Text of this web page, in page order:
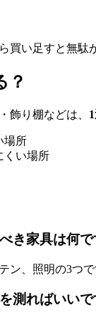
買い足すと無駄
？
飾り棚などは、
場所
くい場所
き家具は何で
ン、照明の3つ
測ればいいで